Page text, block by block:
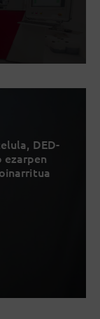
DED-
ezarpen